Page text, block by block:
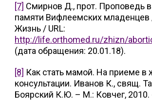
[7] Смирнов Д., прот. Проповедь
памяти Вифлеемских
Жизнь / URL:
http://life.orthomed.ru/zhizn/
(дата обращения: 20.01.18).
[8] Как стать мамой. На приеме в
консультации. Иванов К., свящ.
Боярский К.Ю. – М.: Ковчег, 2010.